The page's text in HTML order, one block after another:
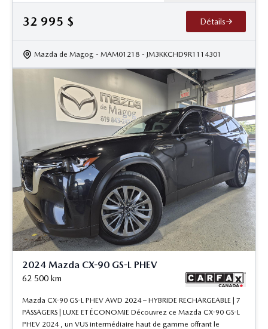
32 995 $ Détails
Mazda de Magog - MAM01218 - JM3KKCHD9R1114301
2024 Mazda CX-90 GS-L PHEV
62 500 km
Mazda CX-90 GS-L PHEV AWD 2024 – HYBRIDE RECHARGEABLE | 7
PASSAGERS | LUXE ET ÉCONOMIE Découvrez ce Mazda CX-90 GS-L
PHEV 2024 , un VUS intermédiaire haut de gamme offrant le